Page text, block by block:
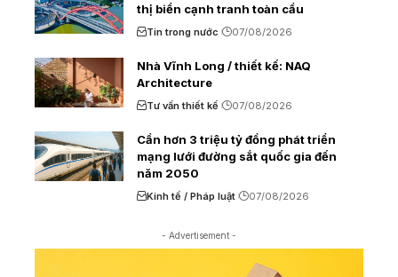
thị biển cạnh tranh toàn cầu
Tin trong nước 07/08/2026
Nhà Vĩnh Long / thiết kế: NAQ
Architecture
Tư vấn thiết kế 07/08/2026
Cần hơn 3 triệu tỷ đồng phát triển
mạng lưới đường sắt quốc gia đến
năm 2050
Kinh tế / Pháp luật 07/08/2026
- Advertisement -